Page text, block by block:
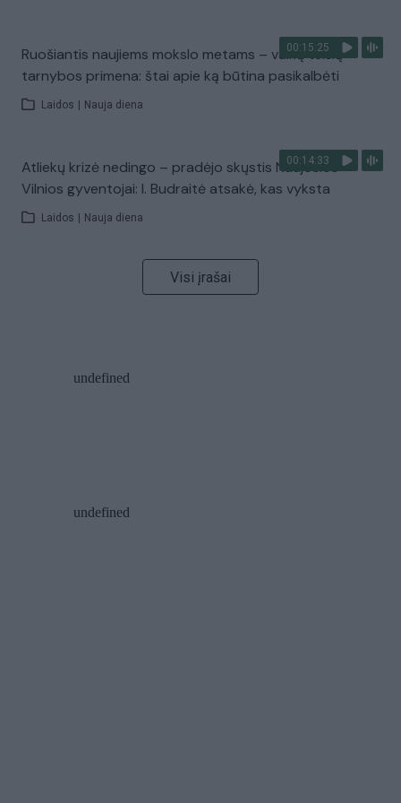
00:15:25
Ruošiantis naujiems mokslo metams – vaikų teisių
tarnybos primena: štai apie ką būtina pasikalbėti
Laidos Nauja diena
00:14:33
Atliekų krizė nedingo – pradėjo skųstis Naujosios
Vilnios gyventojai: I. Budraitė atsakė, kas vyksta
Laidos Nauja diena
Visi įrašai